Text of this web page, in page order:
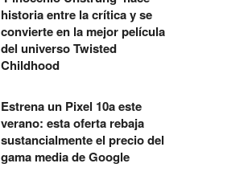
historia entre la crítica y se
convierte en la mejor película
del universo Twisted
Childhood
Estrena un Pixel 10a este
verano: esta oferta rebaja
sustancialmente el precio del
gama media de Google